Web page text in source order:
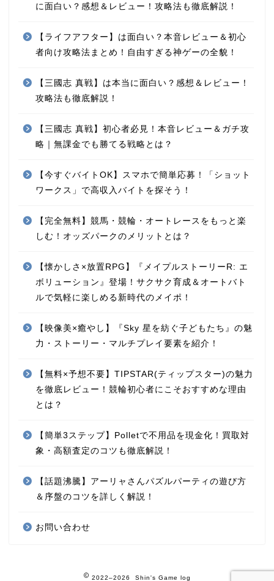
に面白い？感想＆レビュー！攻略法も徹底解説！
【ライフアフター】は面白い？本音レビュー＆初心
者向け攻略法まとめ！自由すぎる神ゲーの全貌！
【三國志 真戦】は本当に面白い？感想＆レビュー！
攻略法も徹底解説！
【三國志 真戦】初心者必見！本音レビュー＆ガチ攻
略｜無課金でも勝てる戦略とは？
【今すぐバイトOK】スマホで簡単応募！「ショット
ワークス」で高収入バイトを探そう！
【完全無料】競馬・競輪・オートレースをもっと楽
しむ！オッズパークのメリットとは？
【懐かしさ×放置RPG】『メイプルストーリーR: エ
ボリューション』登場！サクサク育成＆オートバト
ルで気軽に楽しめる新時代のメイポ！
【映像美×癒やし】『Sky 星を紡ぐ子どもたち』の魅
力・ストーリー・マルチプレイ要素を紹介！
【無料×予想不要】TIPSTAR(ティップスター)の魅力
を徹底レビュー！競輪初心者にこそおすすめな理由
とは？
【簡単3ステップ】Polletで不用品を現金化！買取対
象・高額査定のコツも徹底解説！
【話題沸騰】アーリャさんパズルパーティの遊び方
＆序盤のコツを詳しく解説！
お問い合わせ
2022–2026 Shin's Game log